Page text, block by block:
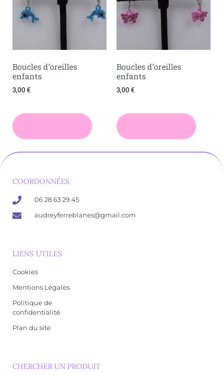
Boucles d’oreilles
enfants
3,00 €
Boucles d’oreilles
enfants
3,00 €
COORDONNÉES
06 28 63 29 45
audreyferreblanes@gmail.com
LIENS UTILES
Cookies
Mentions Légales
Politique de
confidentialité
Plan du site
CHERCHER UN PRODUIT